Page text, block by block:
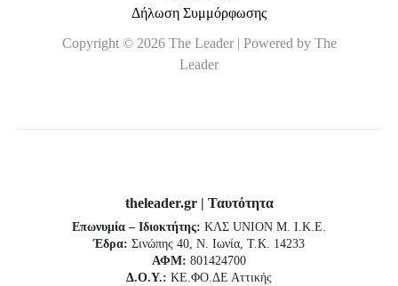
Δήλωση Συμμόρφωσης
Copyright © 2026 The Leader | Powered by The
Leader
theleader.gr | Ταυτότητα
Επωνυμία – Ιδιοκτήτης: ΚΛΣ UNION Μ. Ι.Κ.Ε.
Έδρα: Σινώπης 40, Ν. Ιωνία, Τ.Κ. 14233
ΑΦΜ: 801424700
Δ.Ο.Υ.: ΚΕ.ΦΟ.ΔΕ Αττικής